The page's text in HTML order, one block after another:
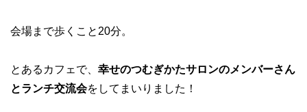
会場まで歩くこと20分。
とあるカフェで、 幸せのつむぎかたサロンのメンバーさん
とランチ交流会をしてまいりました！